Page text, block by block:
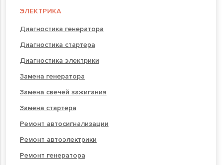
ЭЛЕКТРИКА
Диагностика генератора
Диагностика стартера
Диагностика электрики
Замена генератора
Замена свечей зажигания
Замена стартера
Ремонт автосигнализации
Ремонт автоэлектрики
Ремонт генератора